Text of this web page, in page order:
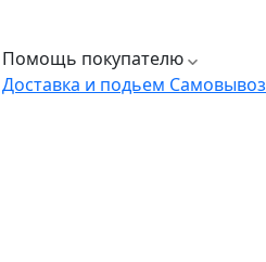
Помощь покупателю
Доставка и подьем Самовывоз